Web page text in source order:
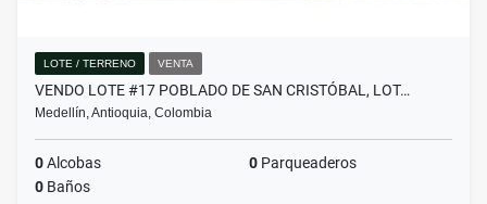
LOTE / TERRENO VENTA
VENDO LOTE #17 POBLADO DE SAN CRISTÓBAL, LOT…
Medellín, Antioquia, Colombia
0Alcobas 0 Parqueaderos
0 Baños